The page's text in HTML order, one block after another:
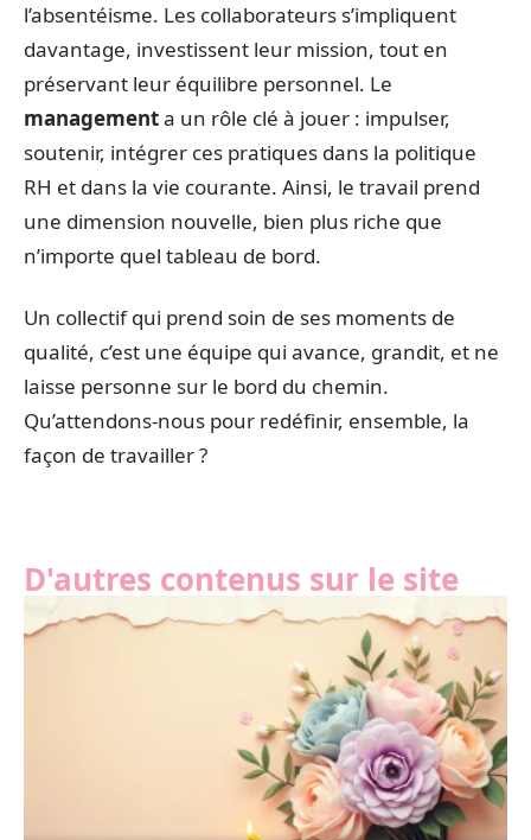
l’absentéisme. Les collaborateurs s’impliquent
davantage, investissent leur mission, tout en
préservant leur équilibre personnel. Le
managementa un rôle clé à jouer : impulser,
soutenir, intégrer ces pratiques dans la politique
RH et dans la vie courante. Ainsi, le travail prend
une dimension nouvelle, bien plus riche que
n’importe quel tableau de bord.
Un collectif qui prend soin de ses moments de
qualité, c’est une équipe qui avance, grandit, et ne
laisse personne sur le bord du chemin.
Qu’attendons-nous pour redéfinir, ensemble, la
façon de travailler ?
D'autres contenus sur le site